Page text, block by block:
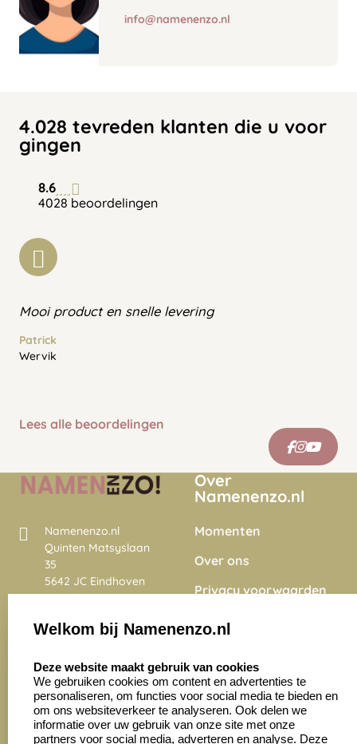
info@namenenzo.nl
4.028 tevreden klanten die u voor
gingen
8.6
4028 beoordelingen
Mooi product en snelle levering
Patrick
Wervik
Lees alle beoordelingen
Namenenzo.nl
Quinten Matsyslaan
35
5642 JC Eindhoven
Nederland
4028 beoordelingen
Over
Namenenzo.nl
Momenten
Over ons
Privacy voorwaarden
Onze vacatures
Zakelijk: Klantenservice:
Welkom bij Namenenzo.nl
Deze website maakt gebruik van cookies
We gebruiken cookies om content en advertenties te
personaliseren, om functies voor social media te bieden en
om ons websiteverkeer te analyseren. Ook delen we
informatie over uw gebruik van onze site met onze
partners voor social media, adverteren en analyse. Deze